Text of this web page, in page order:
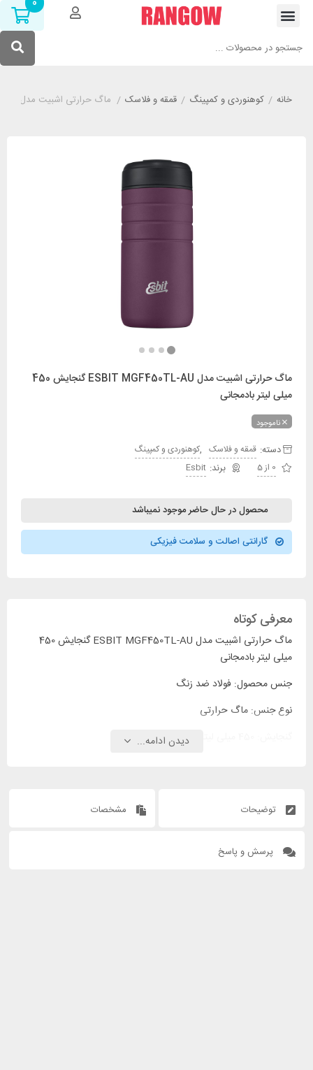
خانه/ کوهنوردی و کمپینگ/ قمقه و فلاسک/ ماگ حرارتی اشبیت مدل ESBIT MGF450TL-AU گنجایش 450 میلی لیتر بادمجانی
ماگ حرارتی اشبیت مدل ESBIT MGF450TL-AU گنجایش 450
میلی لیتر بادمجانی
ناموجود
دسته: قمقه و فلاسک
کوهنوردی و کمپینگ
0 از 5
Esbit
محصول در حال حاضر موجود نمیباشد
گارانتی اصالت و سلامت فیزیکی
معرفی کوتاه
ماگ حرارتی اشبیت مدل ESBIT MGF450TL-AU گنجایش 450
میلی لیتر بادمجانی
جنس محصول: فولاد ضد زنگ
نوع جنس: ماگ حرارتی
دیدن ادامه...
توضیحات مشخصات
پرسش و پاسخ